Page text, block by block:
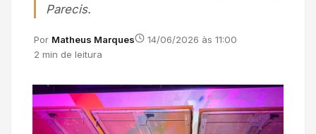
Parecis.
Por Matheus Marques
14/06/2026 às 11:00
2 min de leitura